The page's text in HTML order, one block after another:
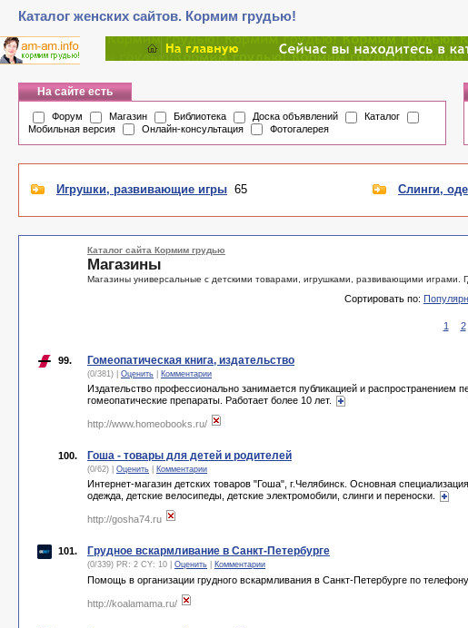
Каталог женских сайтов. Кормим грудью!
На сайте есть
Форум Магазин Библиотека Доска объявлений
Каталог
Мобильная версия
Онлайн-консультация Фотогалерея
Игрушки, развивающие игры 65 Слинги,
Каталог сайта Кормим грудью
Магазины
Магазины универсальные с детскими товарами, игрушками, развивающими играми.
Сортировать по:
1 2
99. Гомеопатическая книга, издательство
(0/381) | Оценить Комментарии
Издательство профессионально занимается публикацией и распространением
гомеопатические препараты. Работает более 10 лет.
http://www.homeobooks.ru/
100. Гоша - товары для детей и родителей
(0/62) | Оценить Комментарии
Интернет-магазин детских товаров "Гоша", г.Челябинск. Основная
одежда, детские велосипеды, детские электромобили, слинги и переноски.
http://gosha74.ru
101. Грудное вскармливание в Санкт-Петербурге
(0/339) PR: 2 CY: 10 | Оценить Комментарии
Помощь в организации грудного вскармливания в Санкт-Петербурге по
http://koalamama.ru/